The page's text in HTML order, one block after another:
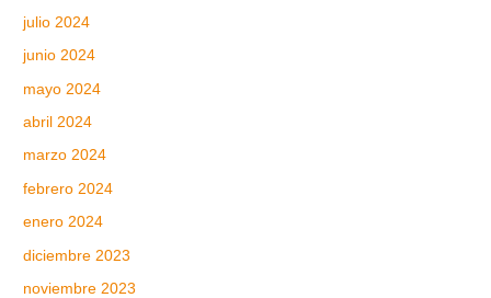
julio 2024
junio 2024
mayo 2024
abril 2024
marzo 2024
febrero 2024
enero 2024
diciembre 2023
noviembre 2023